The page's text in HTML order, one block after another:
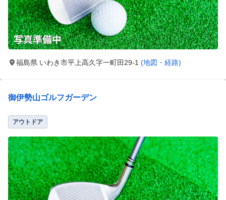
福島県 いわき市平上高久字一町田29-1 (地図・経路)
御伊勢山ゴルフガーデン
アウトドア